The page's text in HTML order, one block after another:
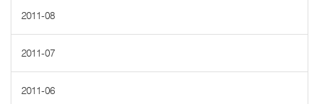
2011-08
2011-07
2011-06